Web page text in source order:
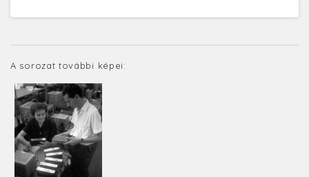
A sorozat további képei: